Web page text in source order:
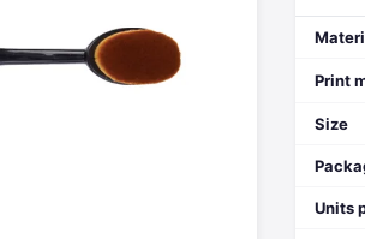
Print
Size
Units